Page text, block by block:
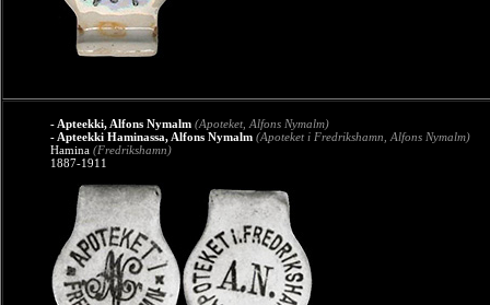
- Apteekki, Alfons Nymalm (Apoteket, Alfons Nymalm)
- Apteekki Haminassa, Alfons Nymalm (Apoteket i Fredrikshamn, Alfons Nymalm)
Hamina (Fredrikshamn)
1887-1911